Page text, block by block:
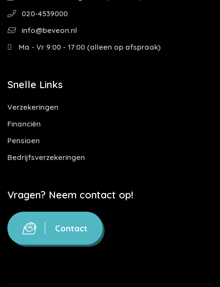
020-4539000
info@beveon.nl
Ma - Vr 9:00 - 17:00 (alleen op afspraak)
Snelle Links
Verzekeringen
Financiën
Pensioen
Bedrijfsverzekeringen
Vragen? Neem contact op!
Contact